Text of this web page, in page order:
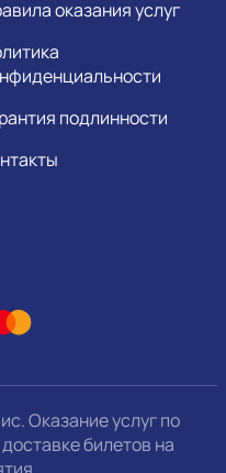
оказания услуг
подлинности
Оказание услуг по
билетов на